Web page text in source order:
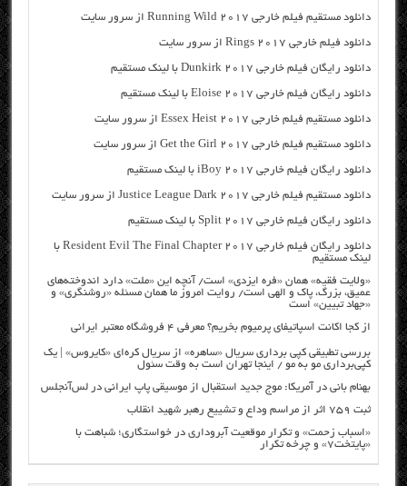
دانلود مستقیم فیلم خارجی Running Wild 2017 از سرور سایت
دانلود فیلم خارجی Rings 2017 از سرور سایت
دانلود رایگان فیلم خارجی Dunkirk 2017 با لینک مستقیم
دانلود رایگان فیلم خارجی Eloise 2017 با لینک مستقیم
دانلود مستقیم فیلم خارجی Essex Heist 2017 از سرور سایت
دانلود مستقیم فیلم خارجی Get the Girl 2017 از سرور سایت
دانلود رایگان فیلم خارجی iBoy 2017 با لینک مستقیم
دانلود مستقیم فیلم خارجی Justice League Dark 2017 از سرور سایت
دانلود رایگان فیلم خارجی Split 2017 با لینک مستقیم
دانلود رایگان فیلم خارجی Resident Evil The Final Chapter 2017 با
لینک مستقیم
«ولایت فقیه» همان «فره ایزدی» است/ آنچه این «ملت» دارد اندوخته‌های
عمیق، بزرگ، پاک و الهی است/ روایت امروز ما همان مسئله «روشنگری» و
«جهاد تبیین» است
از کجا اکانت اسپاتیفای پرمیوم بخریم؟ معرفی ۴ فروشگاه معتبر ایرانی
بررسی تطبیقی کپی برداری سریال «ساهره» از سریال کره‌ای «کایروس» | یک
کپی‌برداری مو به مو / اینجا تهران است به وقت سئول
بهنام بانی در آمریکا: موج جدید استقبال از موسیقی پاپ ایرانی در لس‌آنجلس
ثبت ۷۵۹ اثر از مراسم وداع و تشییع رهبر شهید انقلاب
«اسباب زحمت» و تکرار موقعیت آبروداری در خواستگاری؛ شباهت با
«پایتخت۷» و چرخه تکرار